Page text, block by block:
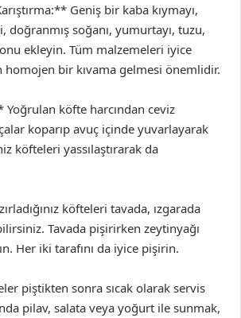
Geniş bir kaba kıymayı,
doğranmış soğanı, yumurtayı, tuzu,
ekleyin. Tüm malzemeleri iyice
homojen bir kıvama gelmesi önemlidir.
köfte harcından ceviz
koparıp avuç içinde yuvarlayarak
köfteleri yassılaştırarak da
köfteleri tavada, ızgarada
Tavada pişirirken zeytinyağı
Her iki tarafını da iyice pişirin.
piştikten sonra sıcak olarak servis
pilav, salata veya yoğurt ile sunmak,